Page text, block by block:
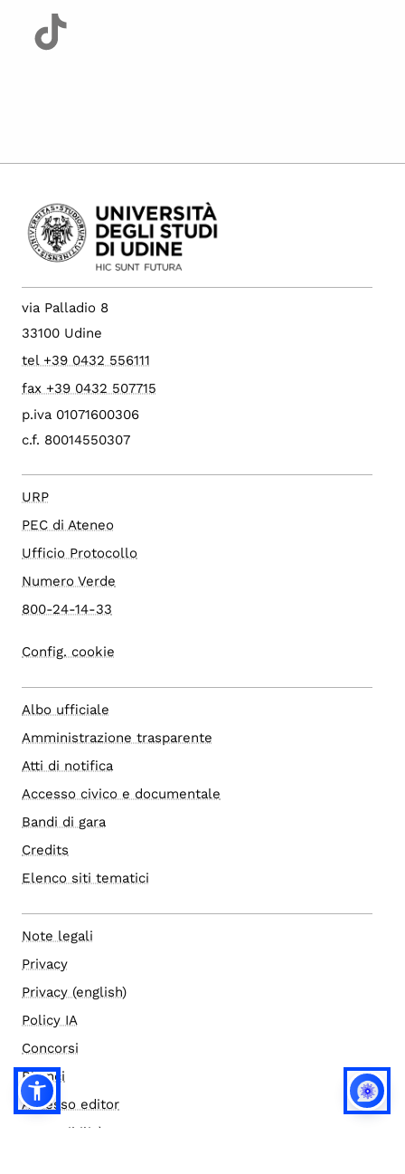
via Palladio 8
33100 Udine
tel +39 0432 556111
fax +39 0432 507715
p.iva 01071600306
c.f. 80014550307
URP
PEC di Ateneo
Ufficio Protocollo
Numero Verde
800-24-14-33
Config. cookie
Albo ufficiale
Amministrazione trasparente
Atti di notifica
Accesso civico e documentale
Bandi di gara
Credits
Elenco siti tematici
Note legali
Privacy
Privacy (english)
Policy IA
Concorsi
Bilanci
Accesso editor
Accessibilità